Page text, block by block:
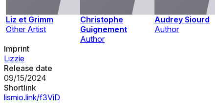
Liz et Grimm
Other Artist
Christophe
Guignement
Author
Audrey Siourd
Author
Imprint
Lizzie
Release date
09/15/2024
Shortlink
lismio.link/f3ViD